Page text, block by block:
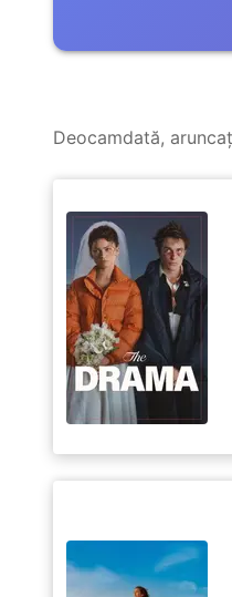
Deocamdată,